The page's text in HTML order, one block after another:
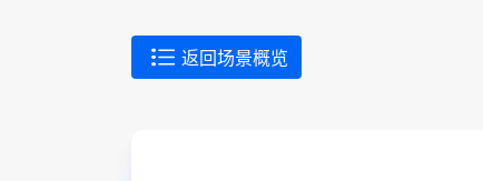
返回场景概览